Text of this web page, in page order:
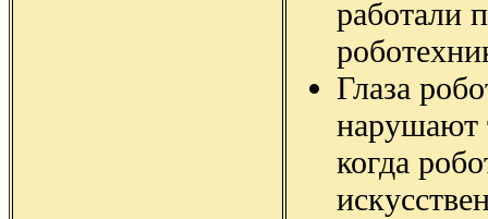
работали
Глаза
нарушают
когда